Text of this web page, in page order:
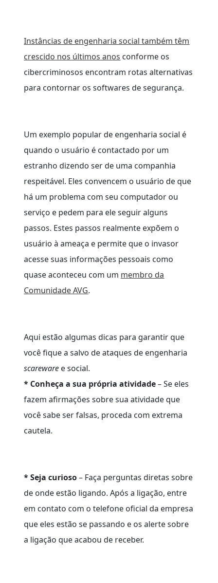
Instâncias de engenharia social também têm
crescido nos últimos anos conforme os
cibercriminosos encontram rotas alternativas
para contornar os softwares de segurança.
Um exemplo popular de engenharia social é
quando o usuário é contactado por um
estranho dizendo ser de uma companhia
respeitável. Eles convencem o usuário de que
há um problema com seu computador ou
serviço e pedem para ele seguir alguns
passos. Estes passos realmente expõem o
usuário à ameaça e permite que o invasor
acesse suas informações pessoais como
quase aconteceu com um membro da
Comunidade AVG.
Aqui estão algumas dicas para garantir que
você fique a salvo de ataques de engenharia
scareware e social.
* Conheça a sua própria atividade– Se eles
fazem afirmações sobre sua atividade que
você sabe ser falsas, proceda com extrema
cautela.
* Seja curioso– Faça perguntas diretas sobre
de onde estão ligando. Após a ligação, entre
em contato com o telefone oficial da empresa
que eles estão se passando e os alerte sobre
a ligação que acabou de receber.